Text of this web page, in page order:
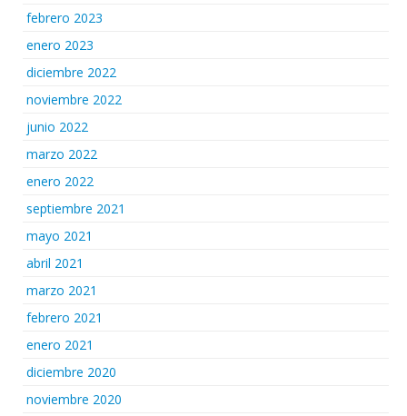
febrero 2023
enero 2023
diciembre 2022
noviembre 2022
junio 2022
marzo 2022
enero 2022
septiembre 2021
mayo 2021
abril 2021
marzo 2021
febrero 2021
enero 2021
diciembre 2020
noviembre 2020